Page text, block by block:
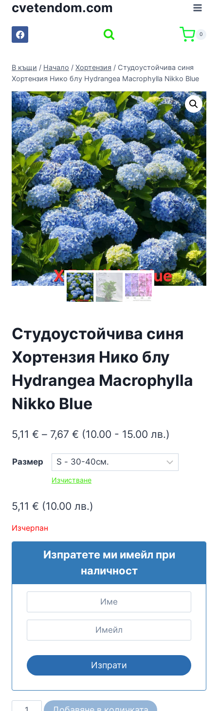
Къмcvetendom.com
0
В къщи / Начало / Хортензия / Студоустойчива синя
Хортензия Нико блу Hydrangea Macrophylla Nikko Blue
Студоустойчива синя
Хортензия Нико блу
Hydrangea Macrophylla
Nikko Blue
5,11 € – 7,67 € Price
5,11 €
through
7,67 €
(10.00 - 15.00 лв.)
Размер
Изчистване
5,11 € (10.00 лв.)
Изчерпан
Изпратете ми имейл при
наличност
количество